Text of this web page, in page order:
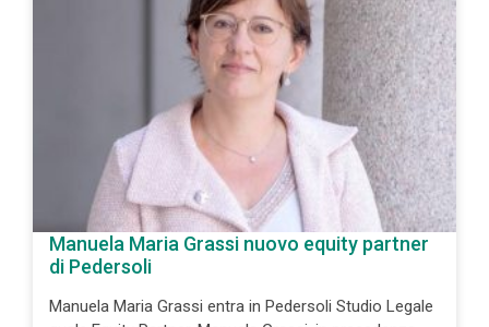
Manuela Maria Grassi nuovo equity partner
di Pedersoli
Manuela Maria Grassi entra in Pedersoli Studio Legale